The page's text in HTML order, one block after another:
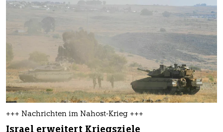
+++ Nachrichten im Nahost-Krieg +++
Israel erweitert Kriegsziele